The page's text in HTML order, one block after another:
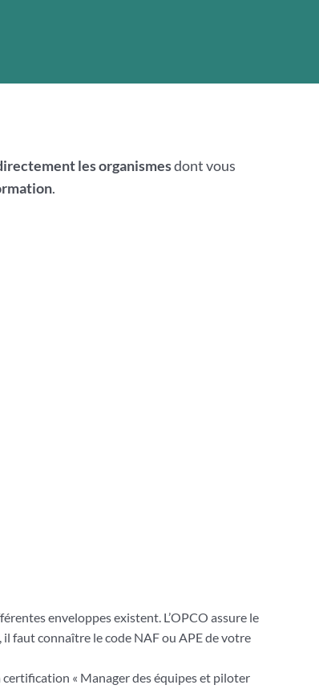
les organismesdont vous
.
enveloppes existent. L’OPCO assure le
faut connaître le code NAF ou APE de votre
certification « Manager des équipes et piloter